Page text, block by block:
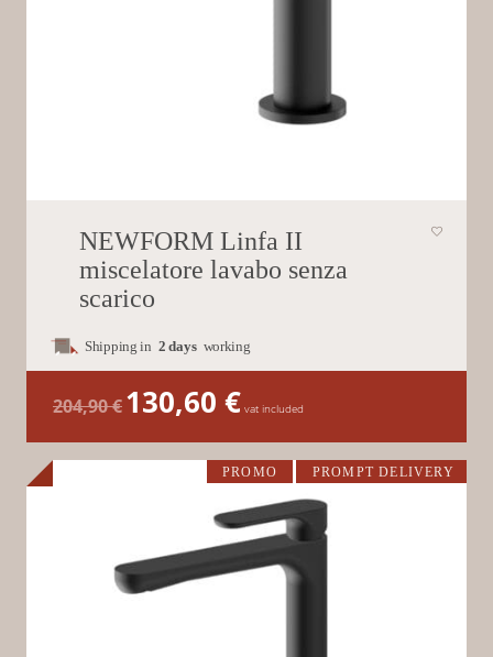
NEWFORM Linfa II
miscelatore lavabo senza
scarico
Shipping in 2 days working
204,90€ Il
prezzo
originale
204,90 €.
130,60 €Il
prezzo
130,60 €.
vat included
PROMO PROMPT DELIVERY